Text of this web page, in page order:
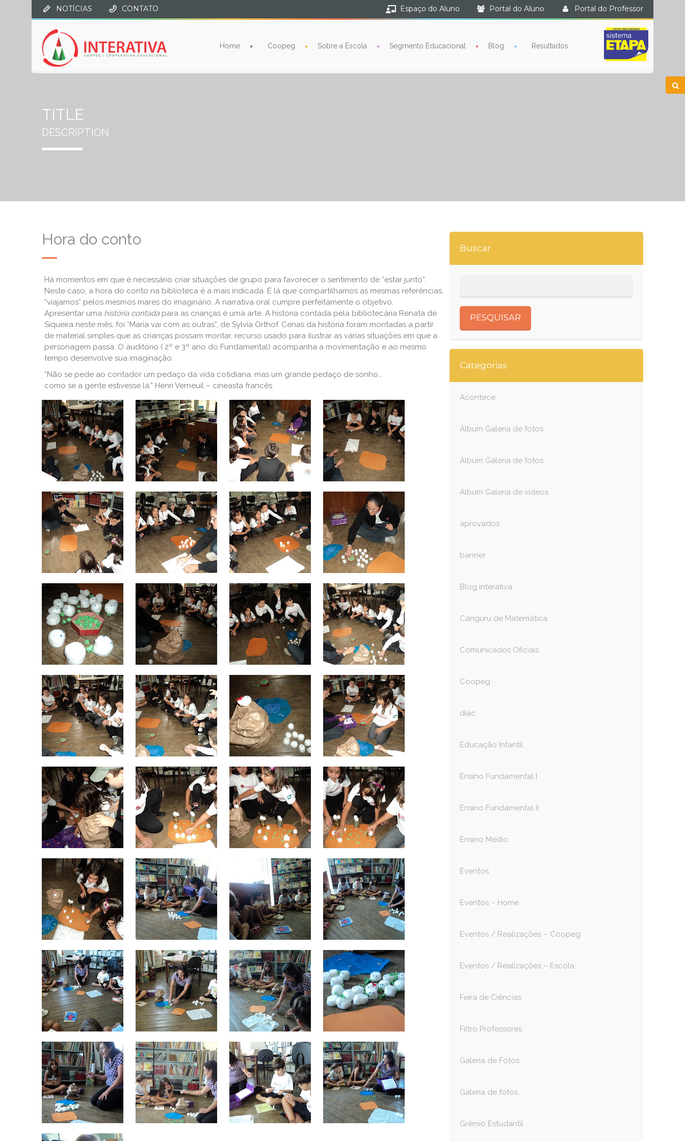
NOTÍCIAS · CONTATO Espaço do Aluno · Portal do Aluno · Portal do Professor
Home Coopeg Sobre a Escola Segmento Educacional Blog Resultados
TITLE
DESCRIPTION
Hora do conto
Há momentos em que é necessário criar situações de grupo para favorecer o sentimento de “estar junto”.
Neste caso, a hora do conto na biblioteca é a mais indicada. É lá que compartilhamos as mesmas referências,
“viajamos” pelos mesmos mares do imaginário. A narrativa oral cumpre perfeitamente o objetivo.
Apresentar uma história contadapara as crianças é uma arte. A história contada pela bibliotecária Renata de
Siqueira neste mês, foi “Maria vai com as outras”, de Sylvia Orthof. Cenas da história foram montadas a partir
de material simples que as crianças possam montar, recurso usado para ilustrar as várias situações em que a
personagem passa. O auditório ( 2º e 3º ano do Fundamental) acompanha a movimentação e ao mesmo
tempo desenvolve sua imaginação.
“Não se pede ao contador um pedaço da vida cotidiana, mas um grande pedaço de sonho…
como se a gente estivesse lá.” Henri Verneuil – cineasta francês
Buscar
Categorias
Acontece
Álbum Galeria de fotos
Álbum Galeria de fotos
Álbum Galeria de vídeos
aprovados
banner
Blog interativa
Canguru de Matemática
Comunicados Oficiais
Coopeg
diac
Educação Infantil
Ensino Fundamental I
Ensino Fundamental II
Ensino Médio
Eventos
Eventos – Home
Eventos / Realizações – Coopeg
Eventos / Realizações – Escola
Feira de Ciências
Filtro Professores
Galeria de Fotos
Galeria de fotos
Grêmio Estudantil